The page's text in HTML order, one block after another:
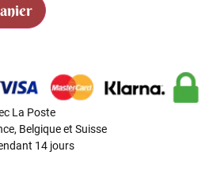
La Poste
Belgique et Suisse
14 jours